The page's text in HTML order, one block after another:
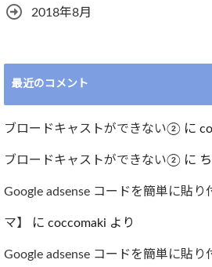
2018年8月
最近のコメント
ブロードキャストができない② に
ブロードキャストができない② に
Google adsense コードを簡単に貼
マ】 に coccomaki より
Google adsense コードを簡単に貼